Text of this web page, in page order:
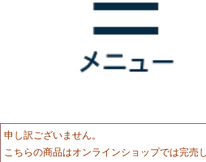
申し訳ございません。
こちらの商品はオンラインショップでは完売